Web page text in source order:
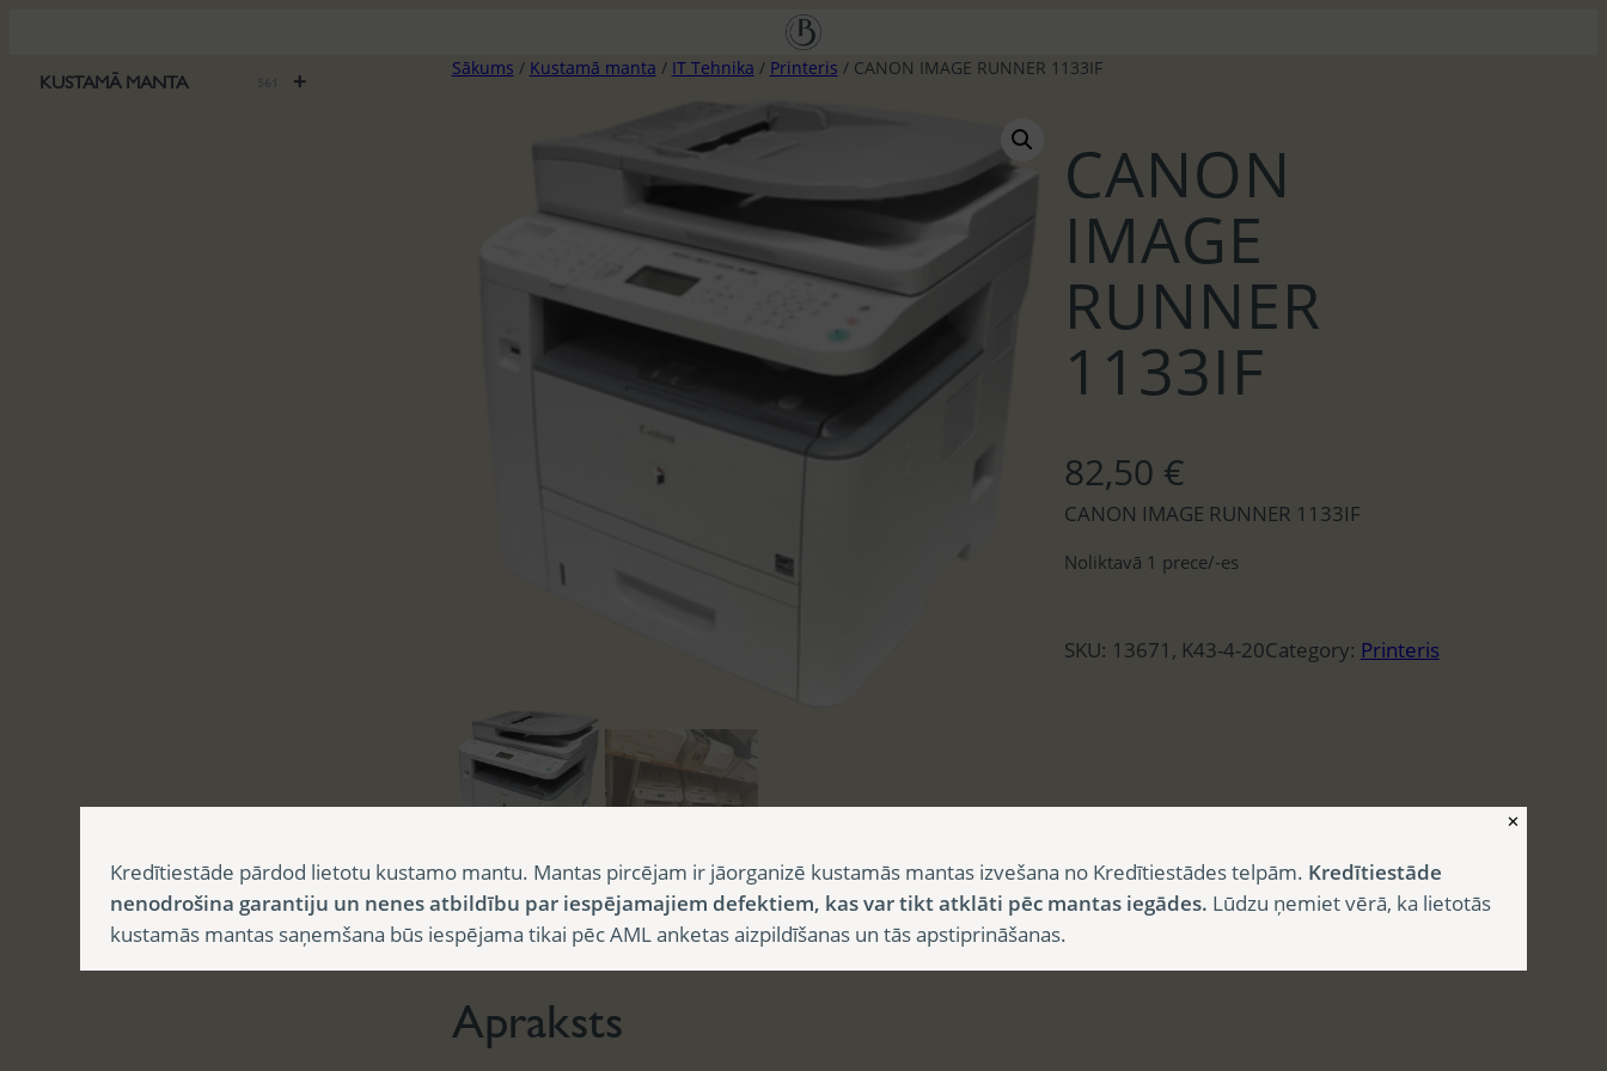
saturu
+
KUSTAMĀ MANTA
Sākums / Kustamā manta / IT Tehnika / Printeris / CANON IMAGE RUNNER 1133IF
CANON
IMAGE
RUNNER
1133IF
82,50 €
CANON IMAGE RUNNER 1133IF
Noliktavā 1 prece/-es
SKU: 13671, K43-4-20Category: Printeris
Apraksts
Apraksts
✕
Kredītiestāde pārdod lietotu kustamo mantu. Mantas pircējam ir jāorganizē kustamās mantas izvešana no Kredītiestādes telpām. Kredītiestāde
nenodrošina garantiju un nenes atbildību par iespējamajiem defektiem, kas var tikt atklāti pēc mantas iegādes. Lūdzu ņemiet vērā, ka lietotās
kustamās mantas saņemšana būs iespējama tikai pēc AML anketas aizpildīšanas un tās apstiprināšanas.